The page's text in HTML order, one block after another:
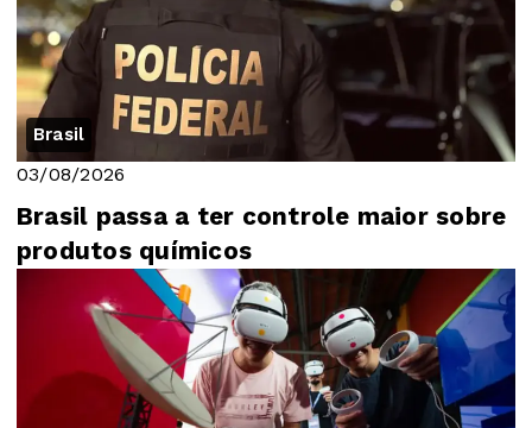
Brasil
03/08/2026
Brasil passa a ter controle maior sobre
produtos químicos